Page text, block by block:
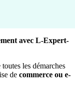
avec L-Expert-
les démarches
de commerce ou e-